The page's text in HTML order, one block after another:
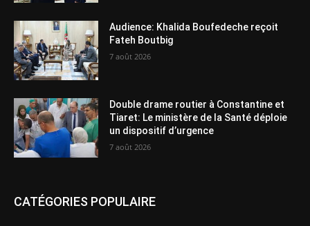
Audience: Khalida Boufedeche reçoit
Fateh Boutbig
7 août 2026
Double drame routier à Constantine et
Tiaret: Le ministère de la Santé déploie
un dispositif d’urgence
7 août 2026
CATÉGORIES POPULAIRE